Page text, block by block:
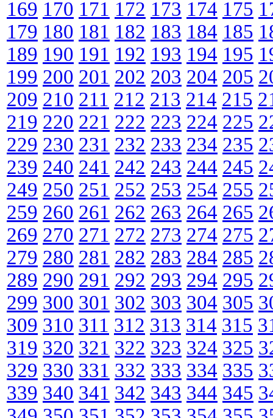
169 170 171 172 173 174 175
179 180 181 182 183 184 185
189 190 191 192 193 194 195
199 200 201 202 203 204 205
209 210 211 212 213 214 215
219 220 221 222 223 224 225
229 230 231 232 233 234 235
239 240 241 242 243 244 245
249 250 251 252 253 254 255
259 260 261 262 263 264 265
269 270 271 272 273 274 275
279 280 281 282 283 284 285
289 290 291 292 293 294 295
299 300 301 302 303 304 305
309 310 311 312 313 314 315
319 320 321 322 323 324 325
329 330 331 332 333 334 335
339 340 341 342 343 344 345